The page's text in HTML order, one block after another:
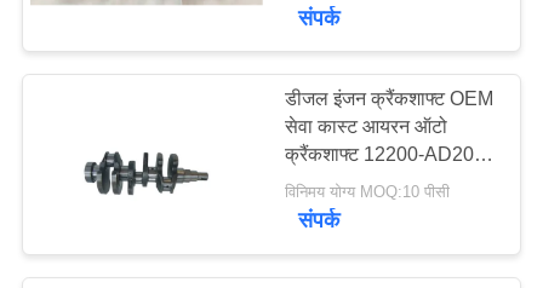
संपर्क
डीजल इंजन क्रैंकशाफ्ट OEM
सेवा कास्ट आयरन ऑटो
क्रैंकशाफ्ट 12200-AD200
YD25
विनिमय योग्य MOQ:10 पीसी
संपर्क